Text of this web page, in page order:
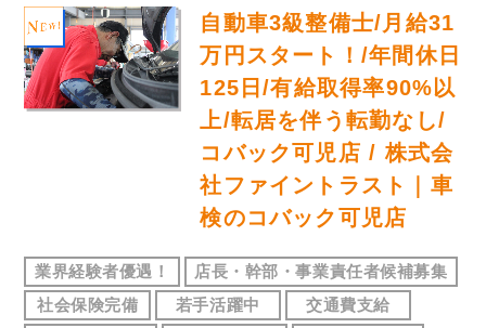
自動車3級整備士/月給31
万円スタート！/年間休日
125日/有給取得率90%以
上/転居を伴う転勤なし/
コバック可児店 / 株式会
社ファイントラスト｜車
検のコバック可児店
業界経験者優遇！
店長・幹部・事業責任者候補募集
社会保険完備
若手活躍中
交通費支給